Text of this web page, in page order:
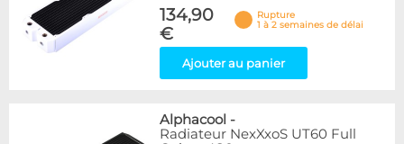
134,90
€
Rupture
1 à 2 semaines de délai
Ajouter au panier
Alphacool -
Radiateur NexXxoS UT60 Full